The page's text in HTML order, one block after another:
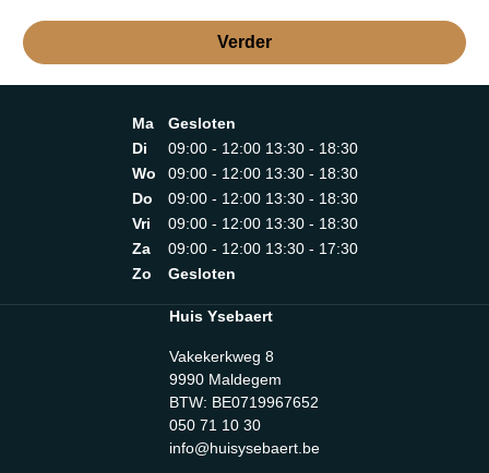
Verder
Ma
Gesloten
Di
09:00 - 12:00 13:30 - 18:30
Wo
09:00 - 12:00 13:30 - 18:30
Do
09:00 - 12:00 13:30 - 18:30
Vri
09:00 - 12:00 13:30 - 18:30
Za
09:00 - 12:00 13:30 - 17:30
Zo
Gesloten
Huis Ysebaert
Vakekerkweg 8
9990 Maldegem
BTW: BE0719967652
050 71 10 30
info@huisysebaert.be